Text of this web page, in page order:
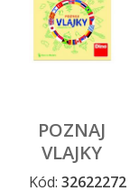
POZNAJ
VLAJKY
Cestovná
Kód: 32622272